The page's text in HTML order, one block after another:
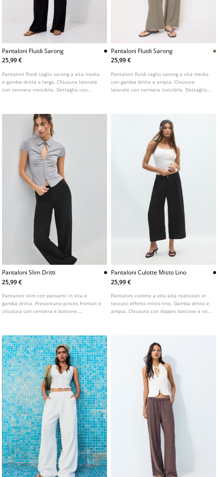
Pantaloni Fluidi Sarong
25,99 €
Pantaloni fluidi taglio sarong a vita media
e gamba dritta e larga. Chiusura laterale
con cerniera invisibile. Dettaglio con
Pantaloni Fluidi Sarong
25,99 €
Pantaloni fluidi taglio sarong a vita media
con gamba dritta e ampia. Chiusura
laterale con cerniera invisibile. Dettaglio
Pantaloni Slim Dritti
25,99 €
Pantaloni slim con passanti in vita e
gamba dritta. Presentano pinces frontali e
chiusura con cerniera e bottone.
Pantaloni Culotte Misto Lino
25,99 €
Pantaloni culotte a vita alta realizzati in
tessuto effetto misto lino. Gamba dritta e
ampia. Chiusura con doppio bottone e vita